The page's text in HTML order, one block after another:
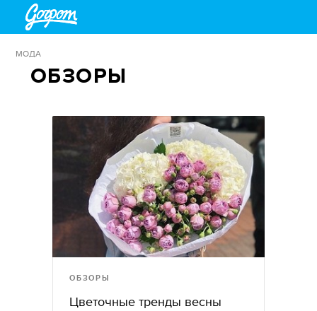
МОДА
ОБЗОРЫ
ОБЗОРЫ
Цветочные тренды весны